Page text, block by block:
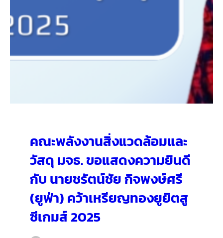
คณะพลังงานสิ่งแวดล้อมและ
วัสดุ มจธ. ขอแสดงความยินดี
กับ นายชรัตน์ชัย กิจพงษ์ศรี
(ยูฟ่า) คว้าเหรียญทองยูยิตสู
ซีเกมส์ 2025